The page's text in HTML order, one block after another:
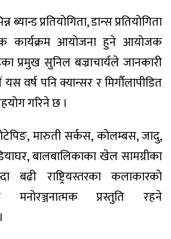
ब्यान्ड प्रतियोगिता, डान्स प्रतियोगिता
कार्यक्रम आयोजना हुने आयोजक
प्रमुख सुनिल बज्राचार्यले जानकारी
वर्ष पनि क्यान्सर र मिर्गौलापीडित
गरिने छ ।
मारुती सर्कस, कोलम्बस, जादु,
बालबालिकाका खेल सामग्रीका
बढी राष्ट्रियस्तरका कलाकारको
मनोरञ्जनात्मक प्रस्तुति रहने